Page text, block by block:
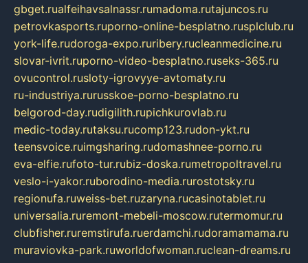
gbget.rualfeihavsalnassr.rumadoma.rutajuncos.ru
petrovkasports.ruporno-online-besplatno.rusplclub.ru
york-life.rudoroga-expo.ruribery.rucleanmedicine.ru
slovar-ivrit.ruporno-video-besplatno.ruseks-365.ru
ovucontrol.rusloty-igrovyye-avtomaty.ru
ru-industriya.rurusskoe-porno-besplatno.ru
belgorod-day.rudigilith.rupichkurovlab.ru
medic-today.rutaksu.rucomp123.rudon-ykt.ru
teensvoice.ruimgsharing.rudomashnee-porno.ru
eva-elfie.rufoto-tur.rubiz-doska.rumetropoltravel.ru
veslo-i-yakor.ruborodino-media.rurostotsky.ru
regionufa.ruweiss-bet.ruzaryna.rucasinotablet.ru
universalia.ruremont-mebeli-moscow.rutermomur.ru
clubfisher.ruremstirufa.ruerdamchi.rudoramamama.ru
muraviovka-park.ruworldofwoman.ruclean-dreams.ru